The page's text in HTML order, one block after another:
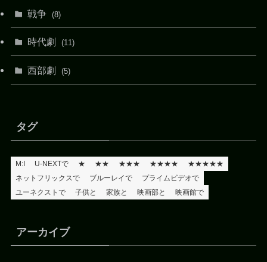
戦争 (8)
時代劇 (11)
西部劇 (5)
タグ
M:I U-NEXTで ★ ★★ ★★★ ★★★★
★★★★★
ネットフリックスで
ブルーレイで
プライムビデオで
ユーネクストで
子供と 家族と 映画部と 映画館で
アーカイブ